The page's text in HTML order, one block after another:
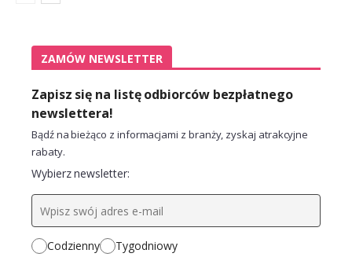
ZAMÓW NEWSLETTER
Zapisz się na listę odbiorców bezpłatnego
newslettera!
Bądź na bieżąco z informacjami z branży, zyskaj atrakcyjne
rabaty.
Wybierz newsletter:
Codzienny Tygodniowy